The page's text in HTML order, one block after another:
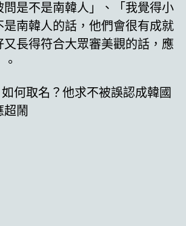
問是不是南韓人」、「我覺得小
是南韓人的話，他們會很有成就
又長得符合大眾審美觀的話，應